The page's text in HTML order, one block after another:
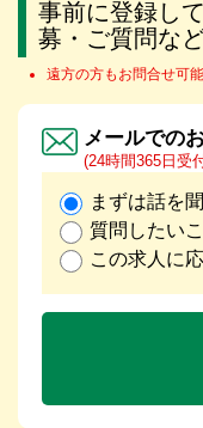
事前に登録し
募・ご質問な
遠方の方もお問合せ可
メールでの
(24時間365日受
まずは話を
質問したい
この求人に